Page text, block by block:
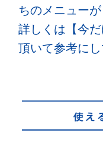
ちのメニュー
詳しくは【今
頂いて参考に